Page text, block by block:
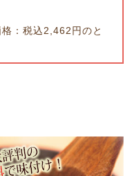
：税込2,462円のと